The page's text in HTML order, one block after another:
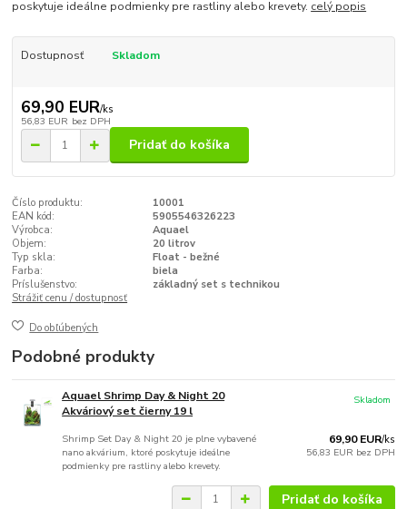
poskytuje ideálne podmienky pre rastliny alebo krevety. celý popis
Dostupnosť Skladom
69,90 EUR/ks
56,83 EUR bez DPH
Pridať do košíka
Číslo produktu:
10001
EAN kód:
5905546326223
Výrobca:
Aquael
Objem:
20 litrov
Typ skla:
Float - bežné
Farba:
biela
Príslušenstvo:
základný set s technikou
Strážiť cenu / dostupnosť
Do obľúbených
Podobné produkty
Aquael Shrimp Day & Night 20
Akváriový set čierny 19 l
Shrimp Set Day & Night 20 je plne vybavené
nano akvárium, ktoré poskytuje ideálne
podmienky pre rastliny alebo krevety.
69,90 EUR/ks
56,83 EUR bez DPH
Skladom
Pridať do košíka